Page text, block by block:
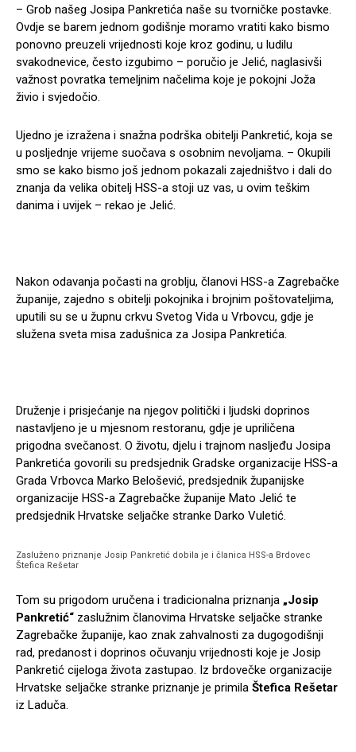
– Grob našeg Josipa Pankretića naše su tvorničke postavke.
Ovdje se barem jednom godišnje moramo vratiti kako bismo
ponovno preuzeli vrijednosti koje kroz godinu, u ludilu
svakodnevice, često izgubimo – poručio je Jelić, naglasivši
važnost povratka temeljnim načelima koje je pokojni Joža
živio i svjedočio.
Ujedno je izražena i snažna podrška obitelji Pankretić, koja se
u posljednje vrijeme suočava s osobnim nevoljama. – Okupili
smo se kako bismo još jednom pokazali zajedništvo i dali do
znanja da velika obitelj HSS-a stoji uz vas, u ovim teškim
danima i uvijek – rekao je Jelić.
Nakon odavanja počasti na groblju, članovi HSS-a Zagrebačke
županije, zajedno s obitelji pokojnika i brojnim poštovateljima,
uputili su se u župnu crkvu Svetog Vida u Vrbovcu, gdje je
služena sveta misa zadušnica za Josipa Pankretića.
Druženje i prisjećanje na njegov politički i ljudski doprinos
nastavljeno je u mjesnom restoranu, gdje je upriličena
prigodna svečanost. O životu, djelu i trajnom nasljeđu Josipa
Pankretića govorili su predsjednik Gradske organizacije HSS-a
Grada Vrbovca Marko Belošević, predsjednik županijske
organizacije HSS-a Zagrebačke županije Mato Jelić te
predsjednik Hrvatske seljačke stranke Darko Vuletić.
Zasluženo priznanje Josip Pankretić dobila je i članica HSS-a Brdovec
Štefica Rešetar
Tom su prigodom uručena i tradicionalna priznanja „Josip
Pankretić“ zaslužnim članovima Hrvatske seljačke stranke
Zagrebačke županije, kao znak zahvalnosti za dugogodišnji
rad, predanost i doprinos očuvanju vrijednosti koje je Josip
Pankretić cijeloga života zastupao. Iz brdovečke organizacije
Hrvatske seljačke stranke priznanje je primila Štefica Rešetar
iz Laduča.